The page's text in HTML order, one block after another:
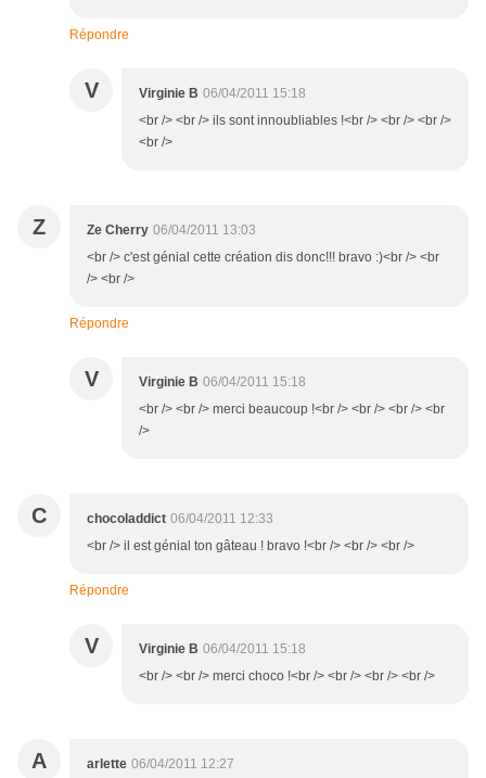
Répondre
V Virginie B 06/04/2011 15:18
<br /> <br /> ils sont innoubliables !<br /> <br /> <br />
<br />
Z Ze Cherry 06/04/2011 13:03
<br /> c'est génial cette création dis donc!!! bravo :)<br /> <br
/> <br />
Répondre
V Virginie B 06/04/2011 15:18
<br /> <br /> merci beaucoup !<br /> <br /> <br /> <br
/>
C chocoladdict 06/04/2011 12:33
<br /> il est génial ton gâteau ! bravo !<br /> <br /> <br />
Répondre
V Virginie B 06/04/2011 15:18
<br /> <br /> merci choco !<br /> <br /> <br /> <br />
A arlette 06/04/2011 12:27